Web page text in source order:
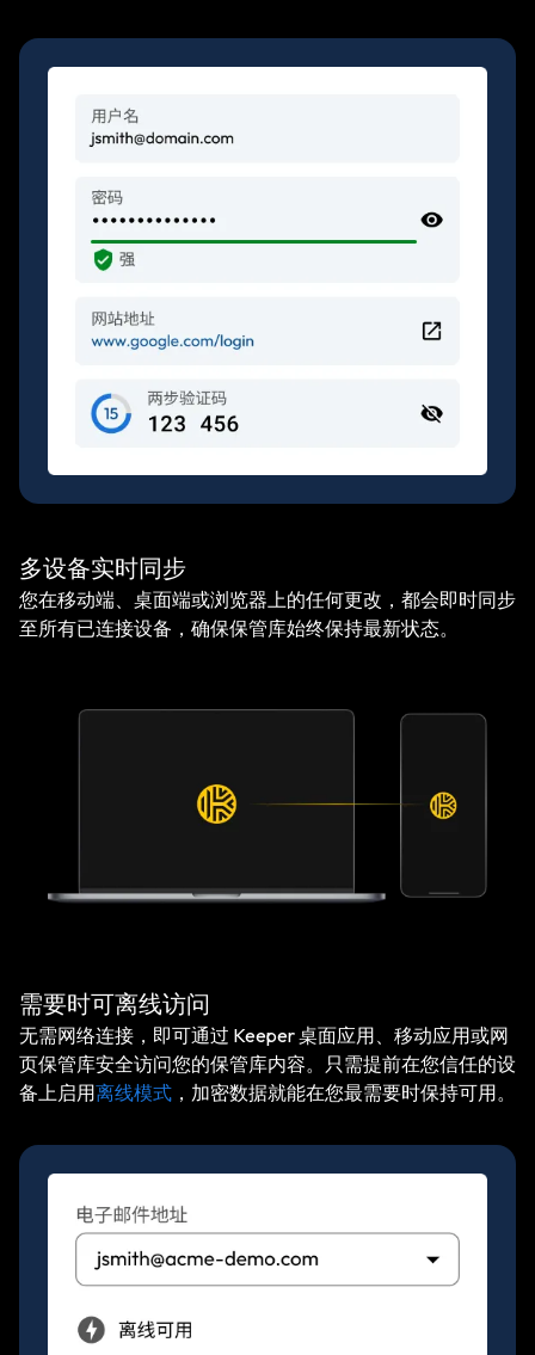
多设备实时同步
您在移动端、桌面端或浏览器上的任何更改，都会即时同步
至所有已连接设备，确保保管库始终保持最新状态。
需要时可离线访问
无需网络连接，即可通过 Keeper 桌面应用、移动应用或网
页保管库安全访问您的保管库内容。只需提前在您信任的设
备上启用离线模式 ，加密数据就能在您最需要时保持可用。